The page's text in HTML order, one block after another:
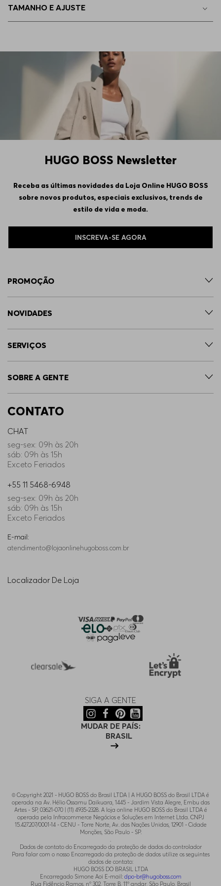
TAMANHO E AJUSTE
HUGO BOSS Newsletter
Receba as últimas novidades da Loja Online HUGO BOSS
sobre novos produtos, especiais exclusivos, trends de
estilo de vida e moda.
INSCREVA-SE AGORA
PROMOÇÃO
NOVIDADES
SERVIÇOS
SOBRE A GENTE
CONTATO
CHAT
seg-sex: 09h às 20h
sáb: 09h às 15h
Exceto Feriados
+55 11 5468-6948
seg-sex: 09h às 20h
sáb: 09h às 15h
Exceto Feriados
E-mail:
atendimento@lojaonlinehugoboss.com.br
Localizador De Loja
SIGA A GENTE
MUDAR DE PAÍS:
BRASIL
© Copyright 2021 - HUGO BOSS do Brasil LTDA | A HUGO BOSS do Brasil LTDA é
operada na Av. Hélio Ossamu Daikuara, 1445 - Jardim Vista Alegre, Embu das
Artes - SP, 03621-070 | (11) 4935-2328. A loja online HUGO BOSS do Brasil LTDA é
operada pela Infracommerce Negócios e Soluções em Internet Ltda. CNPJ
15.427.207/0001-14 - CENU - Torre Norte, Av. das Nações Unidas, 12901 - Cidade
Monções, São Paulo - SP.
.
Dados de contato do Encarregado da proteção de dados do controlador
Para falar com o nosso Encarregado da proteção de dados utilize os seguintes
dados de contato:
HUGO BOSS DO BRASIL LTDA
Encarregado Simone Aoi E-mail: dpo-br@hugoboss.com
Rua Fidêncio Ramos, n° 302, Torre B, 11° andar, São Paulo, Brasil